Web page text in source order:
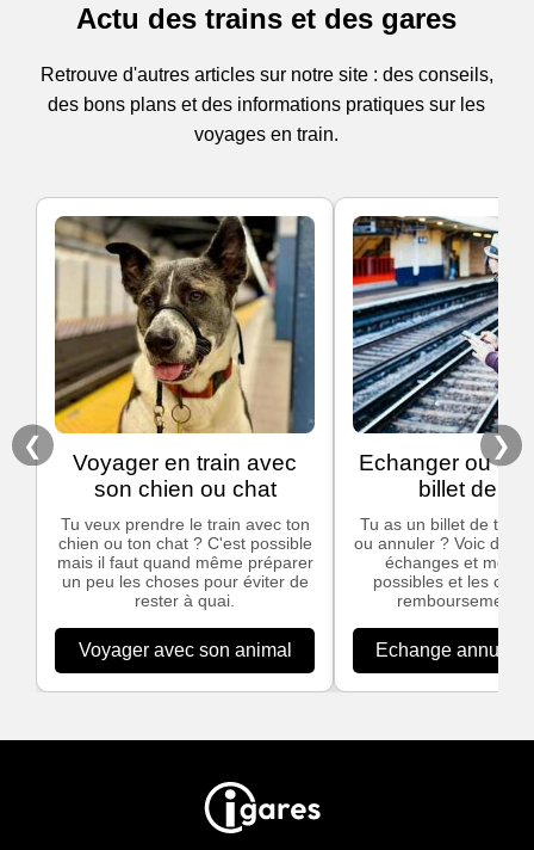
Actu des trains et des gares
Retrouve d'autres articles sur notre site : des conseils,
des bons plans et des informations pratiques sur les
voyages en train.
❮
Voyager en train avec
son chien ou chat
Tu veux prendre le train avec ton
chien ou ton chat ? C'est possible
mais il faut quand même préparer
un peu les choses pour éviter de
rester à quai.
Voyager avec son animal
Echanger ou
billet de
Tu as un billet de train
ou annuler ? Voic des
échanges et
possibles et les
remboursement
Echange
❯